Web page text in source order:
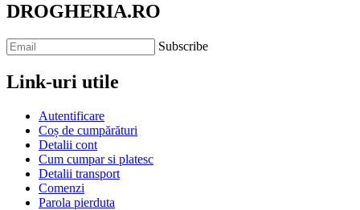
DROGHERIA.RO
Subscribe
Link-uri utile
Autentificare
Coș de cumpărături
Detalii cont
Cum cumpar si platesc
Detalii transport
Comenzi
Parola pierduta